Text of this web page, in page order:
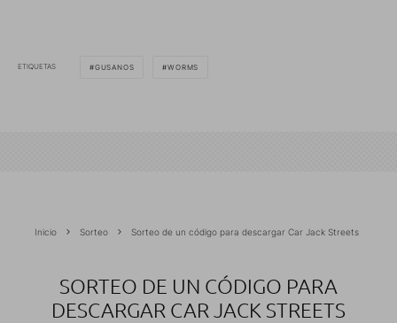
ETIQUETAS GUSANOS WORMS
Inicio Sorteo Sorteo de un código para descargar Car Jack Streets
SORTEO DE UN CÓDIGO PARA
DESCARGAR CAR JACK STREETS